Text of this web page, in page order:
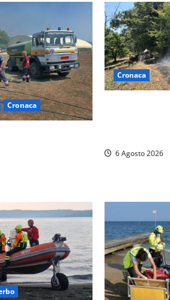
Cronaca
Cronaca
6 Agosto 2026